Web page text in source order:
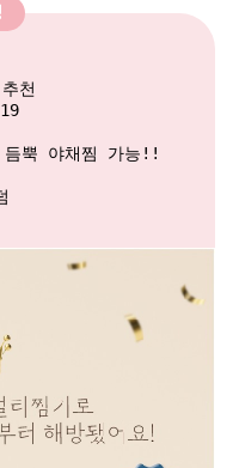
천
듬뿍 야채찜 가능!!